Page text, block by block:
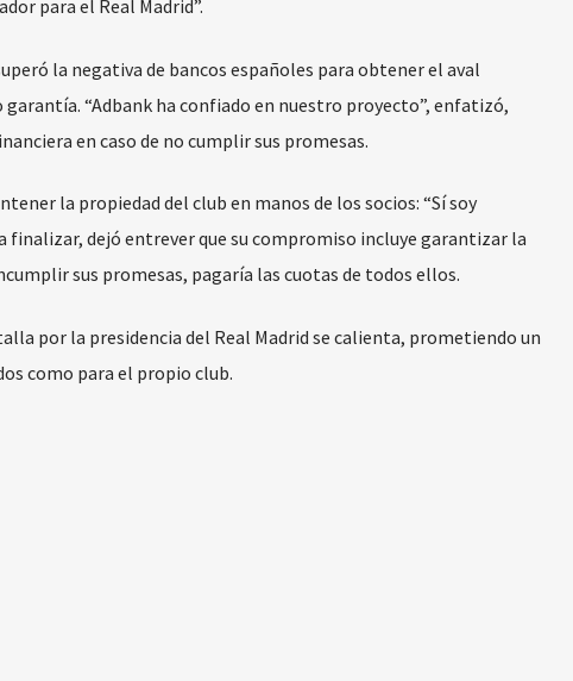
para el Real Madrid”.
la negativa de bancos españoles para obtener el aval
“Adbank ha confiado en nuestro proyecto”, enfatizó,
en caso de no cumplir sus promesas.
la propiedad del club en manos de los socios: “Sí soy
finalizar, dejó entrever que su compromiso incluye garantizar la
sus promesas, pagaría las cuotas de todos ellos.
por la presidencia del Real Madrid se calienta, prometiendo un
como para el propio club.